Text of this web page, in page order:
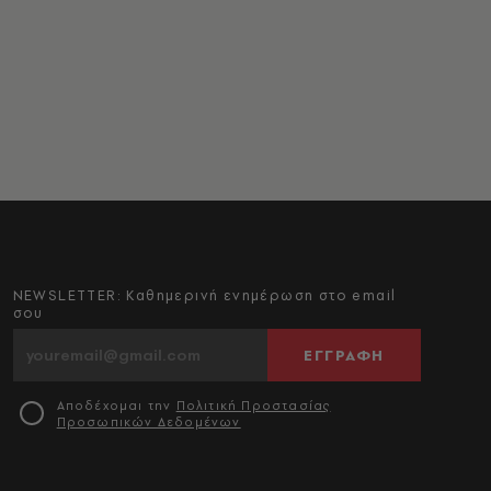
NEWSLETTER: Καθημερινή ενημέρωση στο email
σου
ΕΓΓΡΑΦΗ
Αποδέχομαι την Πολιτική Προστασίας
Προσωπικών Δεδομένων